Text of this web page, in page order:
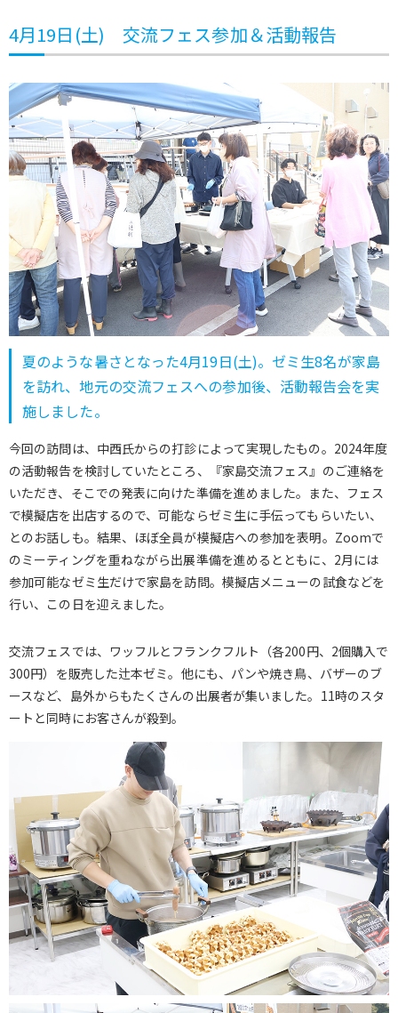
4月19日(土) 交流フェス参加＆活動報告
夏のような暑さとなった4月19日(土)。ゼミ生8名が家島
を訪れ、地元の交流フェスへの参加後、活動報告会を実
施しました。
今回の訪問は、中西氏からの打診によって実現したもの。2024年度
の活動報告を検討していたところ、『家島交流フェス』のご連絡を
いただき、そこでの発表に向けた準備を進めました。また、フェス
で模擬店を出店するので、可能ならゼミ生に手伝ってもらいたい、
とのお話しも。結果、ほぼ全員が模擬店への参加を表明。Zoomで
のミーティングを重ねながら出展準備を進めるとともに、2月には
参加可能なゼミ生だけで家島を訪問。模擬店メニューの試食などを
行い、この日を迎えました。
交流フェスでは、ワッフルとフランクフルト（各200円、2個購入で
300円）を販売した辻本ゼミ。他にも、パンや焼き鳥、バザーのブ
ースなど、島外からもたくさんの出展者が集いました。11時のスタ
ートと同時にお客さんが殺到。